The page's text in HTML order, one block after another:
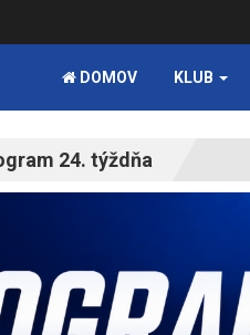
DOMOV KLUB
24. týždňa